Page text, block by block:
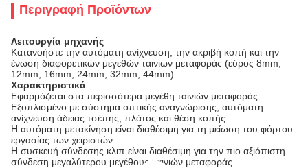
Περιγραφή Προϊόντων
Λειτουργία μηχανής
Κατανοήστε την αυτόματη ανίχνευση, την ακριβή κοπή και την
ένωση διαφορετικών μεγεθών ταινιών μεταφοράς (εύρος 8mm,
12mm, 16mm, 24mm, 32mm, 44mm).
Χαρακτηριστικά
Εφαρμόζεται στα περισσότερα μεγέθη ταινιών μεταφοράς
Εξοπλισμένο με σύστημα οπτικής αναγνώρισης, αυτόματη
ανίχνευση άδειας τσέπης, πλάτος και θέση κοπής
Η αυτόματη μετακίνηση είναι διαθέσιμη για τη μείωση του φόρτου
εργασίας των χειριστών
Η συσκευή σύνδεσης κλιπ είναι διαθέσιμη για την πιο αξιόπιστη
σύνδεση μεγαλύτερου μεγέθους ταινιών μεταφοράς.